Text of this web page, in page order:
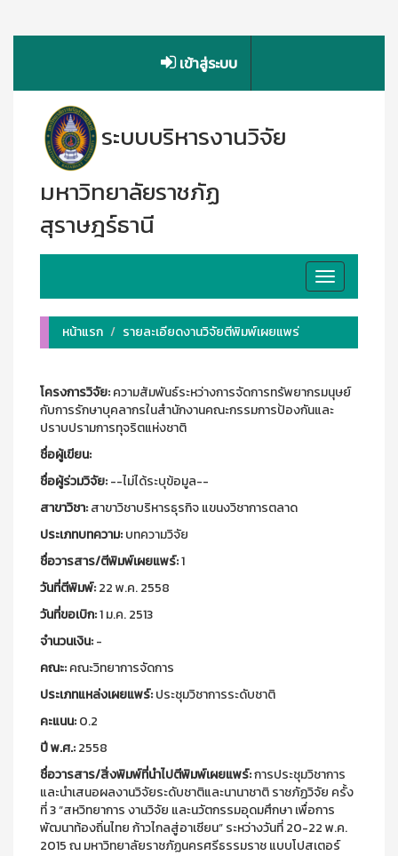
เข้าสู่ระบบ
ระบบบริหารงานวิจัย
มหาวิทยาลัยราชภัฏ
สุราษฎร์ธานี
Toggle
navigation
หน้าแรก
รายละเอียดงานวิจัยตีพิมพ์เผยแพร่
โครงการวิจัย:ความสัมพันธ์ระหว่างการจัดการทรัพยากรมนุษย์
กับการรักษาบุคลากรในสำนักงานคณะกรรมการป้องกันและ
ปราบปรามการทุจริตแห่งชาติ
ชื่อผู้เขียน:
ชื่อผู้ร่วมวิจัย:--ไม่ได้ระบุข้อมูล--
สาขาวิชา:สาขาวิชาบริหารธุรกิจ แขนงวิชาการตลาด
ประเภทบทความ:บทความวิจัย
ชื่อวารสาร/ตีพิมพ์เผยแพร์:1
วันที่ตีพิมพ์:22 พ.ค. 2558
วันที่ขอเบิก:1 ม.ค. 2513
จำนวนเงิน:-
คณะ:คณะวิทยาการจัดการ
ประเภทแหล่งเผยแพร์:ประชุมวิชาการระดับชาติ
คะแนน:0.2
ปี พ.ศ.:2558
ชื่อวารสาร/สิ่งพิมพ์ที่นำไปตีพิมพ์เผยแพร์:การประชุมวิชาการ
และนำเสนอผลงานวิจัยระดับชาติและนานาชาติ ราชภัฏวิจัย ครั้ง
ที่ 3 “สหวิทยาการ งานวิจัย และนวัตกรรมอุดมศึกษา เพื่อการ
พัฒนาท้องถิ่นไทย ก้าวไกลสู่อาเซียน” ระหว่างวันที่ 20-22 พ.ค.
2015 ณ มหาวิทยาลัยราชภัฏนครศรีธรรมราช แบบโปสเตอร์